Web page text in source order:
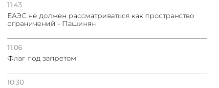
11:43
ЕАЭС не должен рассматриваться как пространство
ограничений - Пашинян
11:06
Флаг под запретом
10:30